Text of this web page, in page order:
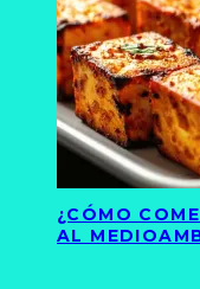
¿CÓMO
AL